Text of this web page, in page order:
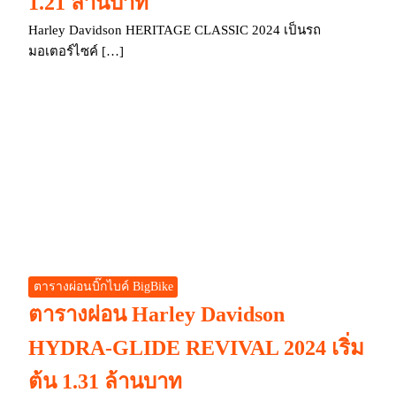
Harley Davidson HERITAGE CLASSIC 2024 เป็นรถ
มอเตอร์ไซค์ […]
ตารางผ่อนบิ๊กไบค์ BigBike
ตารางผ่อน Harley Davidson
HYDRA-GLIDE REVIVAL 2024 เริ่ม
ต้น 1.31 ล้านบาท